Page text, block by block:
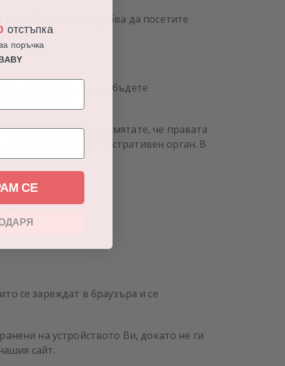
„бисквитки“, трябва да посетите
(право „да бъдете
данни или ако смятате, че правата
административен орган. В
се зареждат в браузъра и се
на устройството Ви, докато не ги
сайт.
отстъпка
поръчка
СЕ